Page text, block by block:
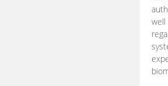
well